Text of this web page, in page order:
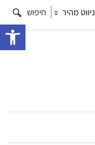
ניווט מהיר חיפוש